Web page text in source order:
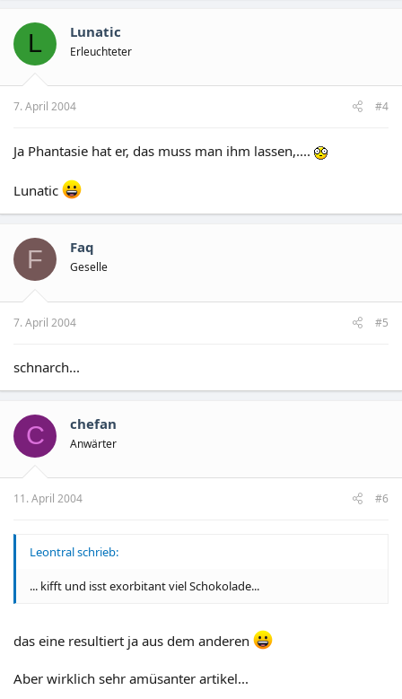
L Lunatic
Erleuchteter
7. April 2004 #4
Ja Phantasie hat er, das muss man ihm lassen,....
Lunatic
F Faq
Geselle
7. April 2004 #5
schnarch...
C chefan
Anwärter
11. April 2004 #6
Leontral schrieb:
... kifft und isst exorbitant viel Schokolade...
das eine resultiert ja aus dem anderen
Aber wirklich sehr amüsanter artikel...